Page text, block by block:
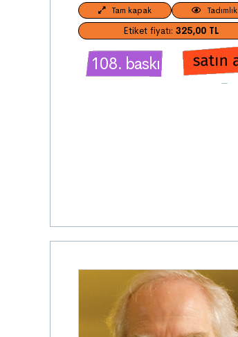
Tam kapak Tadımlık
Etiket fiyatı:325,00 TL
108. baskı